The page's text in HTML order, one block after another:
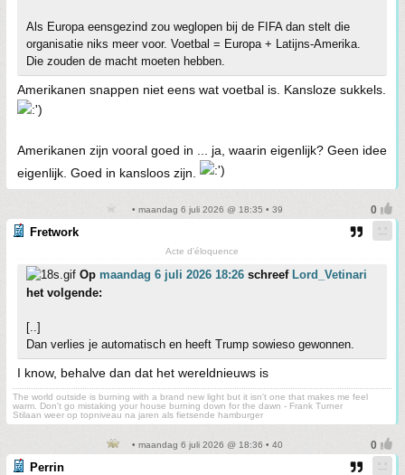
Als Europa eensgezind zou weglopen bij de FIFA dan stelt die
organisatie niks meer voor. Voetbal = Europa + Latijns-Amerika.
Die zouden de macht moeten hebben.
Amerikanen snappen niet eens wat voetbal is. Kansloze sukkels.
Amerikanen zijn vooral goed in ... ja, waarin eigenlijk? Geen idee
eigenlijk. Goed in kansloos zijn.
• maandag 6 juli 2026 @ 18:35 • 39
Fretwork
Acte d'éloquence
Op maandag 6 juli 2026 18:26 schreef Lord_Vetinari
het volgende:
[..]
Dan verlies je automatisch en heeft Trump sowieso gewonnen.
I know, behalve dan dat het wereldnieuws is
The world outside is burning with a brand new light but it isn't one that makes me feel
warm. Don't go mistaking your house burning down for the dawn - Frank Turner
Stilaan weer op topniveau na jaren als fietsende hamburger
• maandag 6 juli 2026 @ 18:36 • 40
Perrin